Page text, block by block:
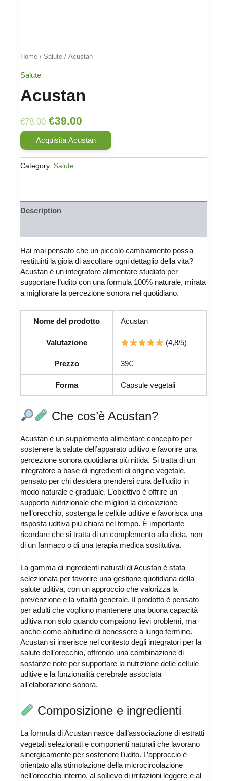
Home / Salute / Acustan
Salute
Acustan
€78.00 Original
price
was:
€78.00.
€39.00
price
is:
Acquisita Acustan
Category: Salute
Description
Hai mai pensato che un piccolo cambiamento possa
restituirti la gioia di ascoltare ogni dettaglio della vita?
Acustan è un integratore alimentare studiato per
supportare l’udito con una formula 100% naturale, mirata
a migliorare la percezione sonora nel quotidiano.
Nome del prodotto Acustan
Valutazione (4,8/5)
Prezzo 39€
Forma Capsule vegetali
Che cos’è Acustan?
Acustan è un supplemento alimentare concepito per
sostenere la salute dell’apparato uditivo e favorire una
percezione sonora quotidiana più nitida. Si tratta di un
integratore a base di ingredienti di origine vegetale,
pensato per chi desidera prendersi cura dell’udito in
modo naturale e graduale. L’obiettivo è offrire un
supporto nutrizionale che migliori la circolazione
nell’orecchio, sostenga le cellule uditive e favorisca una
risposta uditiva più chiara nel tempo. È importante
ricordare che si tratta di un complemento alla dieta, non
di un farmaco o di una terapia medica sostitutiva.
La gamma di ingredienti naturali di Acustan è stata
selezionata per favorire una gestione quotidiana della
salute uditiva, con un approccio che valorizza la
prevenzione e la vitalità generale. Il prodotto è pensato
per adulti che vogliono mantenere una buona capacità
uditiva non solo quando compaiono lievi problemi, ma
anche come abitudine di benessere a lungo termine.
Acustan si inserisce nel contesto degli integratori per la
salute dell’orecchio, offrendo una combinazione di
sostanze note per supportare la nutrizione delle cellule
uditive e la funzionalità cerebrale associata
all’elaborazione sonora.
Composizione e ingredienti
La formula di Acustan nasce dall’associazione di estratti
vegetali selezionati e componenti naturali che lavorano
sinergicamente per sostenere l’udito. L’approccio è
orientato alla stimolazione della microcircolazione
nell’orecchio interno, al sollievo di irritazioni leggere e al